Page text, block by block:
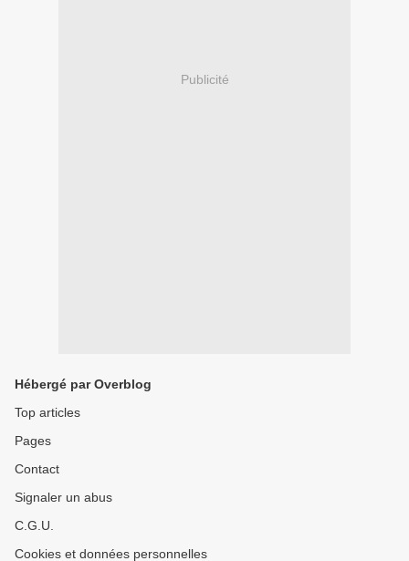
Publicité
Hébergé par Overblog
Top articles
Pages
Contact
Signaler un abus
C.G.U.
Cookies et données personnelles